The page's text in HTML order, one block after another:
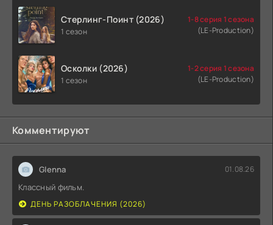
Стерлинг-Поинт (2026)
1 сезон
1-8 серия 1 сезона
(LE-Production)
Осколки (2026)
1 сезон
1-2 серия 1 сезона
(LE-Production)
Комментируют
Glenna 01.08.26
Классный фильм.
ДЕНЬ РАЗОБЛАЧЕНИЯ (2026)